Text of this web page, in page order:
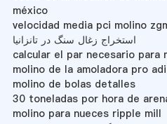
méxico
velocidad media pci molino
استخراج زغال سنگ در تانزانیا
calcular el par necesario para
molino de la amoladora pro adi
molino de bolas detalles
30 toneladas por hora de
molino para nueces ripple mill